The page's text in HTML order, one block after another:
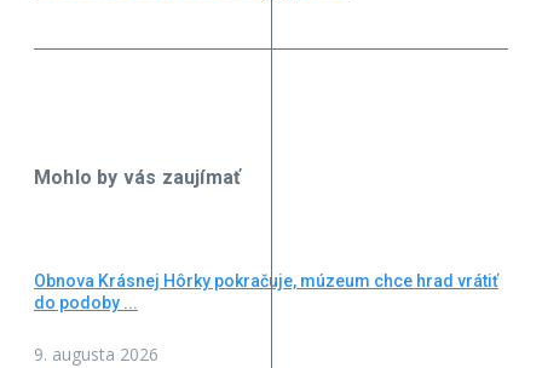
Mohlo by vás zaujímať
Obnova Krásnej Hôrky pokračuje, múzeum chce hrad vrátiť
do podoby ...
9. augusta 2026